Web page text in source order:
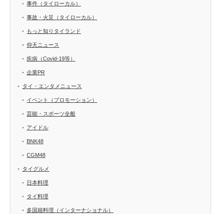
事件（タイローカル）
事故・火災（タイローカル）
もっと知りタイランド
仰天ニュース
疾病（Covid-19等）
企業PR
タイ・エンタメニュース
イベント（プロモーション）
芸能・スポーツ全般
アイドル
BNK48
CGM48
タイグルメ
日本料理
タイ料理
多国籍料理（インターナショナル）